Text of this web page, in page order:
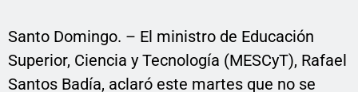
Santo Domingo. – El ministro de Educación
Superior, Ciencia y Tecnología (MESCyT), Rafael
Santos Badía, aclaró este martes que no se